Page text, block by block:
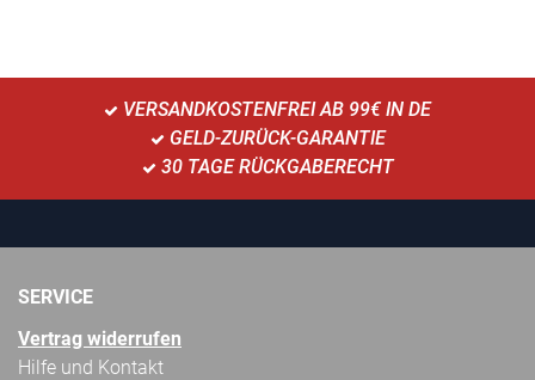
VERSANDKOSTENFREI AB 99€ IN DE
GELD-ZURÜCK-GARANTIE
30 TAGE RÜCKGABERECHT
SERVICE
Vertrag widerrufen
Hilfe und Kontakt